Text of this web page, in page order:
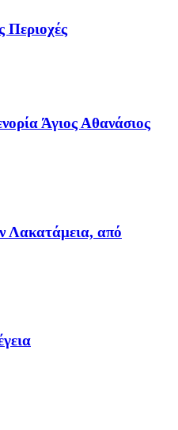
Περιοχές
Άγιος Αθανάσιος
Λακατάμεια, από